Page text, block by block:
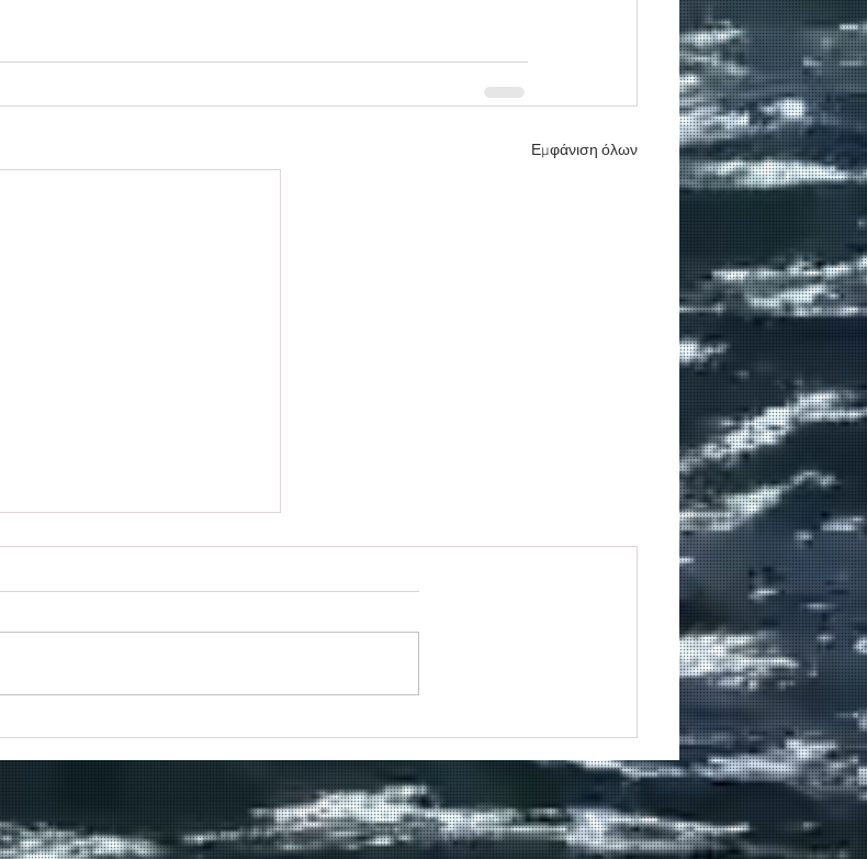
Εμφάνιση όλων
μεταφοράς μεταναστών από τη